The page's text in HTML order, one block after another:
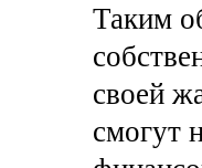
Таким
своей
смогут